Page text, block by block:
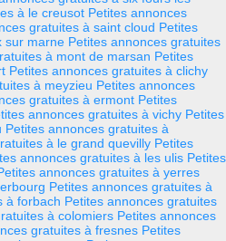
à le creusot Petites annonces
gratuites à saint cloud Petites
sur marne Petites annonces gratuites
à mont de marsan Petites
Petites annonces gratuites à clichy
à meyzieu Petites annonces
gratuites à ermont Petites
annonces gratuites à vichy Petites
Petites annonces gratuites à
à le grand quevilly Petites
annonces gratuites à les ulis Petites
annonces gratuites à yerres
Petites annonces gratuites à
à forbach Petites annonces gratuites
à colomiers Petites annonces
gratuites à fresnes Petites